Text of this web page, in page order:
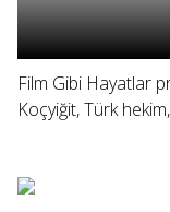
Film Gibi Hayatlar
Koçyiğit, Türk